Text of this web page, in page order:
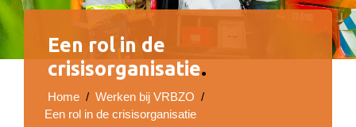
Een rol in de
crisisorganisatie.
Home / Werken bij VRBZO /
Een rol in de crisisorganisatie